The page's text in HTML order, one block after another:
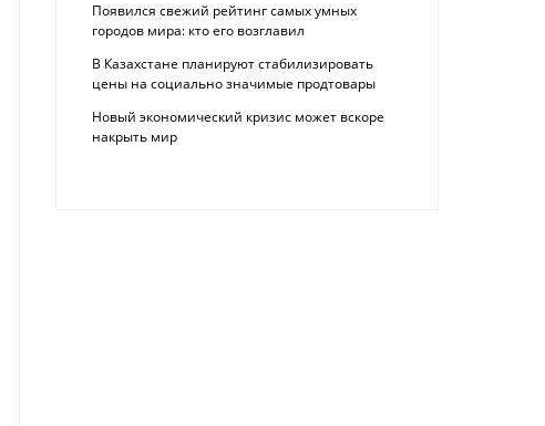
Появился свежий рейтинг самых умных
городов мира: кто его возглавил
В Казахстане планируют стабилизировать
цены на социально значимые продтовары
Новый экономический кризис может вскоре
накрыть мир